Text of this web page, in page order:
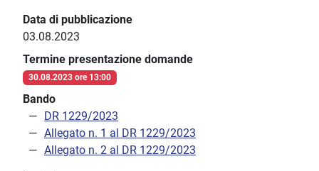
Data di pubblicazione
03.08.2023
Termine presentazione domande
30.08.2023 ore 13:00
Bando
DR 1229/2023
Allegato n. 1 al DR 1229/2023
Allegato n. 2 al DR 1229/2023